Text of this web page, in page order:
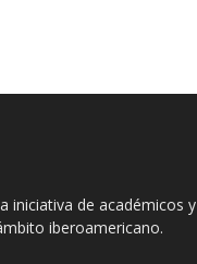
iniciativa de académicos y
iberoamericano.